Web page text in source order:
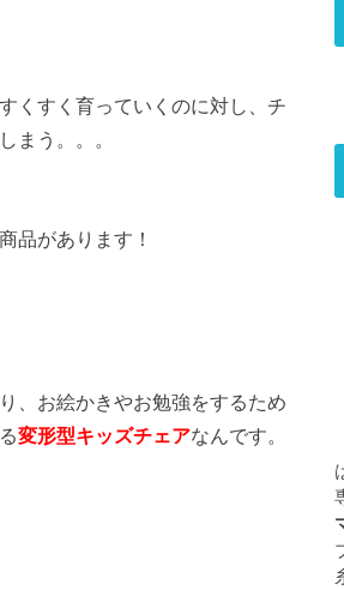
くすく育っていくのに対し、チ
まう。。。
品があります！
、お絵かきやお勉強をするため
変形型キッズチェアなんです。